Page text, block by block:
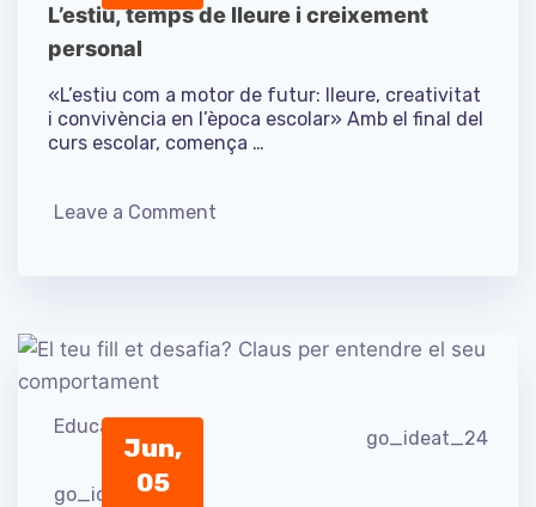
L’estiu, temps de lleure i creixement
personal
«L’estiu com a motor de futur: lleure, creativitat
i convivència en l’època escolar» Amb el final del
curs escolar, comença …
Leave a Comment
Jun,
05
Educació
go_ideat_24
go_ideat_24